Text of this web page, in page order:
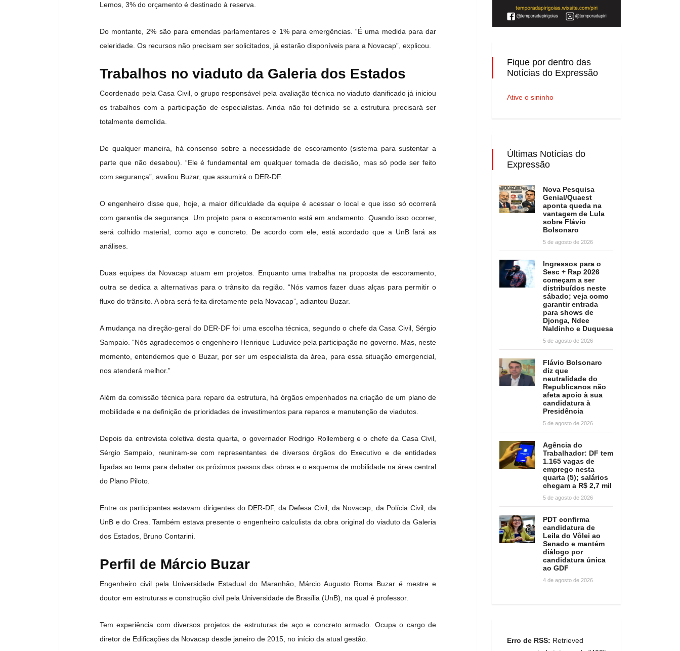
Lemos, 3% do orçamento é destinado à reserva.
Do montante, 2% são para emendas parlamentares e 1% para emergências. “É uma medida para dar
celeridade. Os recursos não precisam ser solicitados, já estarão disponíveis para a Novacap”, explicou.
Trabalhos no viaduto da Galeria dos Estados
Coordenado pela Casa Civil, o grupo responsável pela avaliação técnica no viaduto danificado já iniciou
os trabalhos com a participação de especialistas. Ainda não foi definido se a estrutura precisará ser
totalmente demolida.
De qualquer maneira, há consenso sobre a necessidade de escoramento (sistema para sustentar a
parte que não desabou). “Ele é fundamental em qualquer tomada de decisão, mas só pode ser feito
com segurança”, avaliou Buzar, que assumirá o DER-DF.
O engenheiro disse que, hoje, a maior dificuldade da equipe é acessar o local e que isso só ocorrerá
com garantia de segurança. Um projeto para o escoramento está em andamento. Quando isso ocorrer,
será colhido material, como aço e concreto. De acordo com ele, está acordado que a UnB fará as
análises.
Duas equipes da Novacap atuam em projetos. Enquanto uma trabalha na proposta de escoramento,
outra se dedica a alternativas para o trânsito da região. “Nós vamos fazer duas alças para permitir o
fluxo do trânsito. A obra será feita diretamente pela Novacap”, adiantou Buzar.
A mudança na direção-geral do DER-DF foi uma escolha técnica, segundo o chefe da Casa Civil, Sérgio
Sampaio. “Nós agradecemos o engenheiro Henrique Luduvice pela participação no governo. Mas, neste
momento, entendemos que o Buzar, por ser um especialista da área, para essa situação emergencial,
nos atenderá melhor.”
Além da comissão técnica para reparo da estrutura, há órgãos empenhados na criação de um plano de
mobilidade e na definição de prioridades de investimentos para reparos e manutenção de viadutos.
Depois da entrevista coletiva desta quarta, o governador Rodrigo Rollemberg e o chefe da Casa Civil,
Sérgio Sampaio, reuniram-se com representantes de diversos órgãos do Executivo e de entidades
ligadas ao tema para debater os próximos passos das obras e o esquema de mobilidade na área central
do Plano Piloto.
Entre os participantes estavam dirigentes do DER-DF, da Defesa Civil, da Novacap, da Polícia Civil, da
UnB e do Crea. Também estava presente o engenheiro calculista da obra original do viaduto da Galeria
dos Estados, Bruno Contarini.
Perfil de Márcio Buzar
Engenheiro civil pela Universidade Estadual do Maranhão, Márcio Augusto Roma Buzar é mestre e
doutor em estruturas e construção civil pela Universidade de Brasília (UnB), na qual é professor.
Tem experiência com diversos projetos de estruturas de aço e concreto armado. Ocupa o cargo de
diretor de Edificações da Novacap desde janeiro de 2015, no início da atual gestão.
Fique por dentro das
Notícias do Expressão
Ative o sininho
Últimas Notícias do
Expressão
Nova Pesquisa
Genial/Quaest
aponta queda na
vantagem de Lula
sobre Flávio
Bolsonaro
5 de agosto de 2026
Ingressos para o
Sesc + Rap 2026
começam a ser
distribuídos neste
sábado; veja como
garantir entrada
para shows de
Djonga, Ndee
Naldinho e Duquesa
5 de agosto de 2026
Flávio Bolsonaro
diz que
neutralidade do
Republicanos não
afeta apoio à sua
candidatura à
Presidência
5 de agosto de 2026
Agência do
Trabalhador: DF tem
1.165 vagas de
emprego nesta
quarta (5); salários
chegam a R$ 2,7 mil
5 de agosto de 2026
PDT confirma
candidatura de
Leila do Vôlei ao
Senado e mantém
diálogo por
candidatura única
ao GDF
4 de agosto de 2026
Erro de RSS: Retrieved